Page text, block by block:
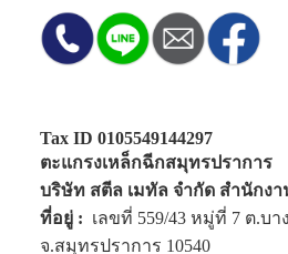
Tax ID 0105549144297
ตะแกรงเหล็กฉีกสมุทรปราการ
บริษัท สตีล เมทัล จำกัด สำนักง
ที่อยู่ : เลขที่ 559/43 หมู่ที่ 7 ต.บ
จ.สมุทรปราการ 10540